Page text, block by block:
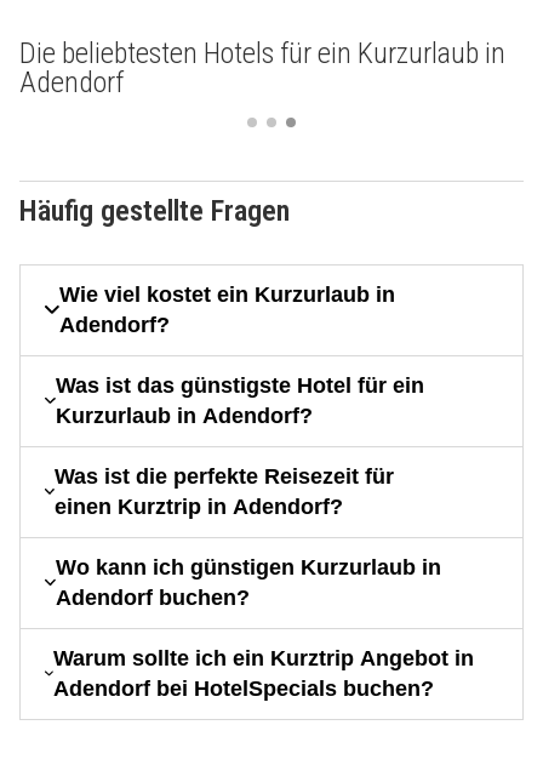
Die beliebtesten Hotels für ein Kurzurlaub in
Adendorf
Häufig gestellte Fragen
Wie viel kostet ein Kurzurlaub in
Adendorf?
Was ist das günstigste Hotel für ein
Kurzurlaub in Adendorf?
Was ist die perfekte Reisezeit für
einen Kurztrip in Adendorf?
Wo kann ich günstigen Kurzurlaub in
Adendorf buchen?
Warum sollte ich ein Kurztrip Angebot in
Adendorf bei HotelSpecials buchen?